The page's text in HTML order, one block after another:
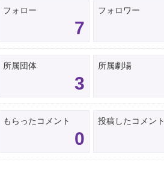
フォロー
7
フォロワー
所属団体
3
所属劇場
もらったコメント
0
投稿したコメント